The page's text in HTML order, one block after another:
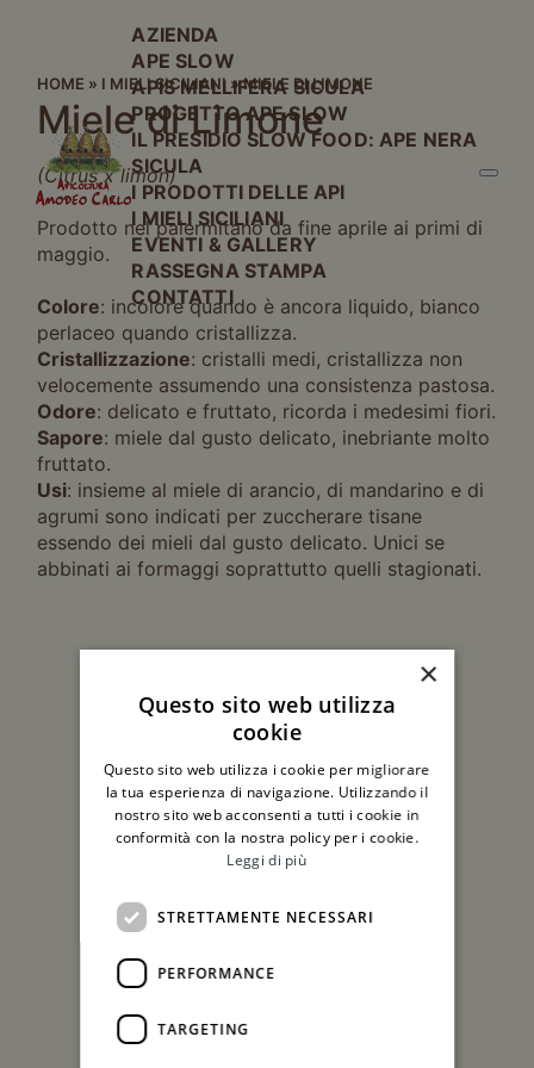
AZIENDA
APE SLOW
APIS MELLIFERA SICULA
PROGETTO APE SLOW
IL PRESIDIO SLOW FOOD: APE NERA
SICULA
I PRODOTTI DELLE API
I MIELI SICILIANI
EVENTI & GALLERY
RASSEGNA STAMPA
CONTATTI
HOME » I MIELI SICILIANI»MIELE DI LIMONE
Miele di Limone
(Citrus x limon)
Prodotto nel palermitano da fine aprile ai primi di
maggio.
Colore: incolore quando è ancora liquido, bianco
perlaceo quando cristallizza.
Cristallizzazione: cristalli medi, cristallizza non
velocemente assumendo una consistenza pastosa.
Odore: delicato e fruttato, ricorda i medesimi fiori.
Sapore: miele dal gusto delicato, inebriante molto
fruttato.
Usi: insieme al miele di arancio, di mandarino e di
agrumi sono indicati per zuccherare tisane
essendo dei mieli dal gusto delicato. Unici se
abbinati ai formaggi soprattutto quelli stagionati.
×
Questo sito web utilizza
cookie
Questo sito web utilizza i cookie per migliorare
la tua esperienza di navigazione. Utilizzando il
nostro sito web acconsenti a tutti i cookie in
conformità con la nostra policy per i cookie.
Leggi di più
STRETTAMENTE NECESSARI
PERFORMANCE
TARGETING